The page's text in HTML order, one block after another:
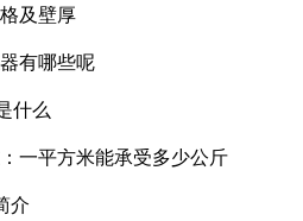
及壁厚
有哪些呢
什么
一平方米能承受多少公斤
介